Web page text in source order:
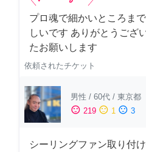
プロ魂で細かいところま
しいです ありがとうござ
たお願いします
依頼されたチケット
男性 / 60代 / 東京都
sentiment_satisfied 219 sentiment_neutral 1 sentiment_dissatisfied 3
シーリングファン取り付